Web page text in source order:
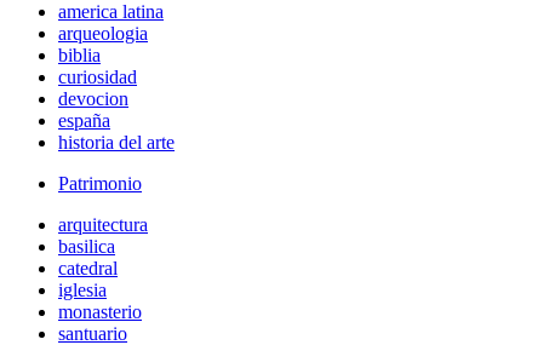
america latina
arqueologia
biblia
curiosidad
devocion
españa
historia del arte
Patrimonio
arquitectura
basilica
catedral
iglesia
monasterio
santuario